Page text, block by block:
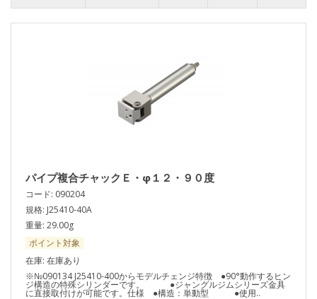
パイプ複合チャックＥ・φ１２・９０度
コード: 090204
規格: J25410-40A
重量: 29.00g
ポイント対象
在庫: 在庫あり
※№090134 J25410-400からモデルチェンジ特徴 ●90°動作するヒン
ジ構造の特殊シリンダーです。 ●ジャングルジムシリーズ金具
に直接取付けが可能です。仕様 ●構造：単動型 ●使用..